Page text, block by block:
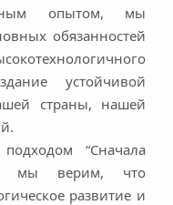
опытом, мы
обязанностей
устойчивой
страны, нашей
“Сначала
мы верим, что
развитие и